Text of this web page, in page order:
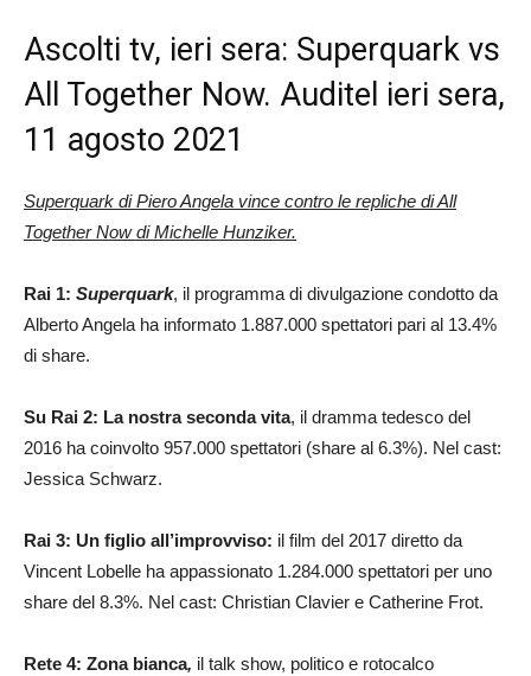
Ascolti tv, ieri sera: Superquark vs
All Together Now. Auditel ieri sera,
11 agosto 2021
Superquark di Piero Angela vince contro le repliche di All
Together Now di Michelle Hunziker.
Rai 1: Superquark, il programma di divulgazione condotto da
Alberto Angela ha informato 1.887.000 spettatori pari al 13.4%
di share.
Su Rai 2: La nostra seconda vita, il dramma tedesco del
2016 ha coinvolto 957.000 spettatori (share al 6.3%). Nel cast:
Jessica Schwarz.
Rai 3: Un figlio all’improvviso: il film del 2017 diretto da
Vincent Lobelle ha appassionato 1.284.000 spettatori per uno
share del 8.3%. Nel cast: Christian Clavier e Catherine Frot.
Rete 4: Zona bianca, il talk show, politico e rotocalco